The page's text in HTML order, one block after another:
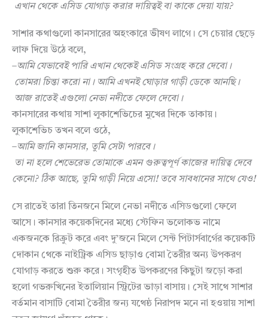
এখান থেকে এসিড যোগাড় করার দায়িত্বই বা কাকে দেয়া যায়?
সাশার কথাগুলো কানসারের অহংকারে ভীষণ লাগে। সে চেয়ার ছেড়ে
লাফ দিয়ে উঠে বলে,
–আমি যেভাবেই পারি এখান থেকেই এসিড সংগ্রহ করে দেবো।
তোমরা চিন্তা করো না। আমি এখনই ঘোড়ার গাড়ী ডেকে আনছি।
আজ রাতেই এগুলো নেভা নদীতে ফেলে দেবো।
কানসারের কথায় সাশা লুকাশেভিচের মুখের দিকে তাকায়।
লুকাশেভিচ তখন বলে ওঠে,
–আমি জানি কানসার, তুমি সেটা পারবে।
তা না হলে শেভেরেভ তোমাকে এমন গুরুত্বপূর্ণ কাজের দায়িত্ব দেবে
কেনো? ঠিক আছে, তুমি গাড়ী নিয়ে এসো! তবে সাবধানের সাথে যেও!
সে রাতেই তারা তিনজনে মিলে নেভা নদীতে এসিডগুলো ফেলে
আসে। কানসার কয়েকদিনের মধ্যে স্টেফিন ভলোকভ নামে
একজনকে রিক্রুট করে এবং দু’জনে মিলে সেন্ট পিটার্সবার্গের কয়েকটি
দোকান থেকে নাইট্রিক এসিড ছাড়াও বোমা তৈরীর অন্য উপকরণ
যোগাড় করতে শুরু করে। সংগৃহীত উপকরণের কিছুটা জড়ো করা
হলো গভরুখিনের ইতালিয়ান স্ট্রিটের ভাড়া বাসায়। সেই সাথে সাশার
বর্তমান বাসাটি বোমা তৈরীর জন্য যথেষ্ঠ নিরাপদ মনে না হওয়ায় সাশা